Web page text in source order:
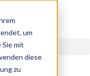
um
Sie mit
diese
zu